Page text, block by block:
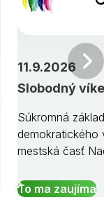
Slobodný
11.9.2026
Súkromná
demokratického
mestská časť
To ma zaujíma